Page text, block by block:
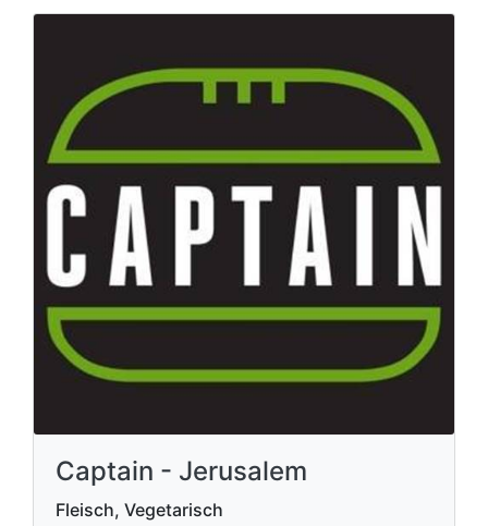
Captain - Jerusalem
Fleisch, Vegetarisch